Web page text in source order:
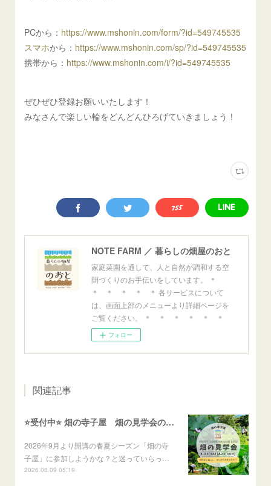
PCから： https://www.mshonin.com/form/?id=549745535
スマホから： https://www.mshonin.com/sp/?id=549745535
携帯から： https://www.mshonin.com/i/?id=549745535
ぜひぜひ登録お願いいたします！
みなさんで楽しい輪をどんどんひろげていきましょう！
NOTE FARM ／ 暮らしの畑屋のおと
家庭菜園を通して、人と自然が調和する空
間づくりのお手伝いをしています。 ＊
＊ ＊ ＊ ＊ ＊ 各サービスについて
は、画面上部のメニューより詳細ページを
ご覧ください。 ＊ ＊ ＊ ＊ ＊ ＊
フォロー
関連記事
⭐️受付中⭐️ 畑の寺子屋 畑の見学会のご案内
2026年9月より開講の春夏シーズン「畑の寺
子屋」に参加しようかな？と迷っていらっ…
2026.08.09 05:19